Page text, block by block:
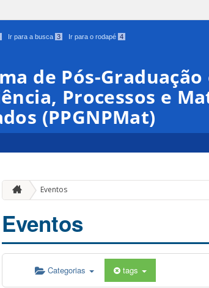
Ir para a busca 3 Ir para o rodapé 4
de Pós-Graduação
Processos e
(PPGNPMat)
Eventos
Eventos
Categorias tags